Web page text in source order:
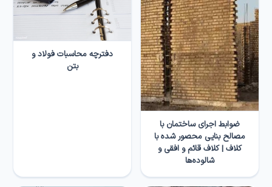
ضوابط اجرای ساختمان‌ با
مصالح بنایی محصور شده با
کلاف | کلاف‌ قائم و افقی و
شالوده‌ها
دفترچه محاسبات فولاد و
بتن